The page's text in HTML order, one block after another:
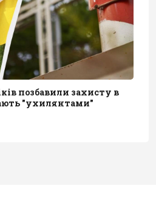
позбавили захисту в
"ухилянтами"